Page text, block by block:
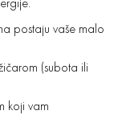
postaju vaše malo
(subota ili
koji vam